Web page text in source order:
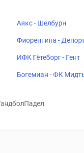
Аякс - Шелбурн
Фиорентина -
ИФК Гётеборг - Гент
Богемиан - ФК
Падел